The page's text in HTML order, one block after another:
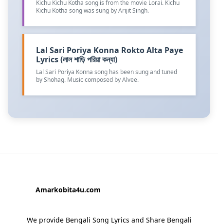
Kichu Kichu Kotha song is from the movie Lorai. Kichu
Kichu Kotha song was sung by Arijit Singh.
Lal Sari Poriya Konna Rokto Alta Paye
Lyrics (লাল শাড়ি পরিয়া কন্যা)
Lal Sari Poriya Konna song has been sung and tuned
by Shohag. Music composed by Alvee.
Amarkobita4u.com
We provide Bengali Song Lyrics and Share Bengali